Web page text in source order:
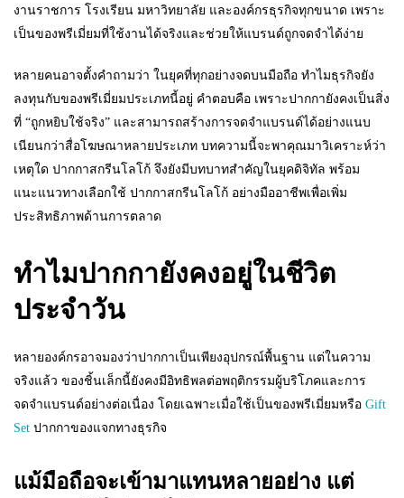
งานราชการ โรงเรียน มหาวิทยาลัย และองค์กรธุรกิจทุกขนาด เพราะ
เป็นของพรีเมี่ยมที่ใช้งานได้จริงและช่วยให้แบรนด์ถูกจดจำได้ง่าย
หลายคนอาจตั้งคำถามว่า ในยุคที่ทุกอย่างจดบนมือถือ ทำไมธุรกิจยัง
ลงทุนกับของพรีเมี่ยมประเภทนี้อยู่ คำตอบคือ เพราะปากกายังคงเป็นสิ่ง
ที่ “ถูกหยิบใช้จริง” และสามารถสร้างการจดจำแบรนด์ได้อย่างแนบ
เนียนกว่าสื่อโฆษณาหลายประเภท บทความนี้จะพาคุณมาวิเคราะห์ว่า
เหตุใด ปากกาสกรีนโลโก้ จึงยังมีบทบาทสำคัญในยุคดิจิทัล พร้อม
แนะแนวทางเลือกใช้ ปากกาสกรีนโลโก้ อย่างมืออาชีพเพื่อเพิ่ม
ประสิทธิภาพด้านการตลาด
ทำไมปากกายังคงอยู่ในชีวิต
ประจำวัน
หลายองค์กรอาจมองว่าปากกาเป็นเพียงอุปกรณ์พื้นฐาน แต่ในความ
จริงแล้ว ของชิ้นเล็กนี้ยังคงมีอิทธิพลต่อพฤติกรรมผู้บริโภคและการ
จดจำแบรนด์อย่างต่อเนื่อง โดยเฉพาะเมื่อใช้เป็นของพรีเมี่ยมหรือ Gift
Set ปากกาของแจกทางธุรกิจ
แม้มือถือจะเข้ามาแทนหลายอย่าง แต่